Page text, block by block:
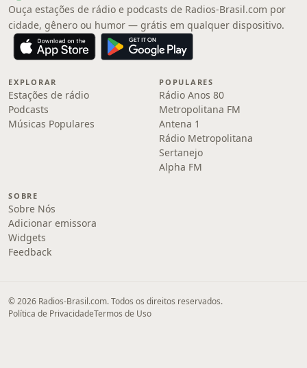
Ouça estações de rádio e podcasts de Radios-Brasil.com por
cidade, gênero ou humor — grátis em qualquer dispositivo.
EXPLORAR
Estações de rádio
Podcasts
Músicas Populares
POPULARES
Rádio Anos 80
Metropolitana FM
Antena 1
Rádio Metropolitana
Sertanejo
Alpha FM
SOBRE
Sobre Nós
Adicionar emissora
Widgets
Feedback
© 2026 Radios-Brasil.com. Todos os direitos reservados.
Política de PrivacidadeTermos de Uso